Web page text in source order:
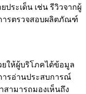
ประเด็น เช่น รีวิวจากผู้
ารตรวจสอบผลิตภัณฑ์
ยให้ผู้บริโภคได้ข้อมูล
ารอ่านประสบการณ์
สามารถมองเห็นถึง